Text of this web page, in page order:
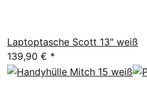
Laptoptasche Scott 13" weiß
139,90 € *